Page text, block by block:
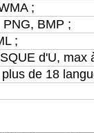
;
BMP ;
;
d'U, max
de 18